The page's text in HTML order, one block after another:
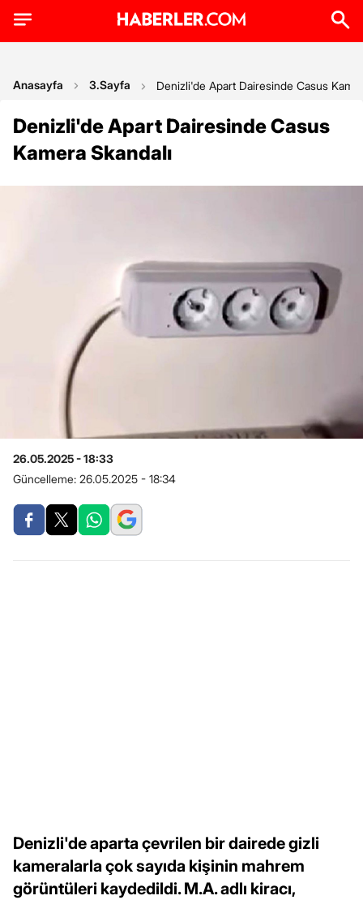
Anasayfa 3.Sayfa Denizli'de Apart Dairesinde Casus
Denizli'de Apart Dairesinde Casus
Kamera Skandalı
26.05.2025 - 18:33
Güncelleme: 26.05.2025 - 18:34
Denizli'de aparta çevrilen bir dairede gizli
kameralarla çok sayıda kişinin mahrem
görüntüleri kaydedildi. M.A. adlı kiracı,